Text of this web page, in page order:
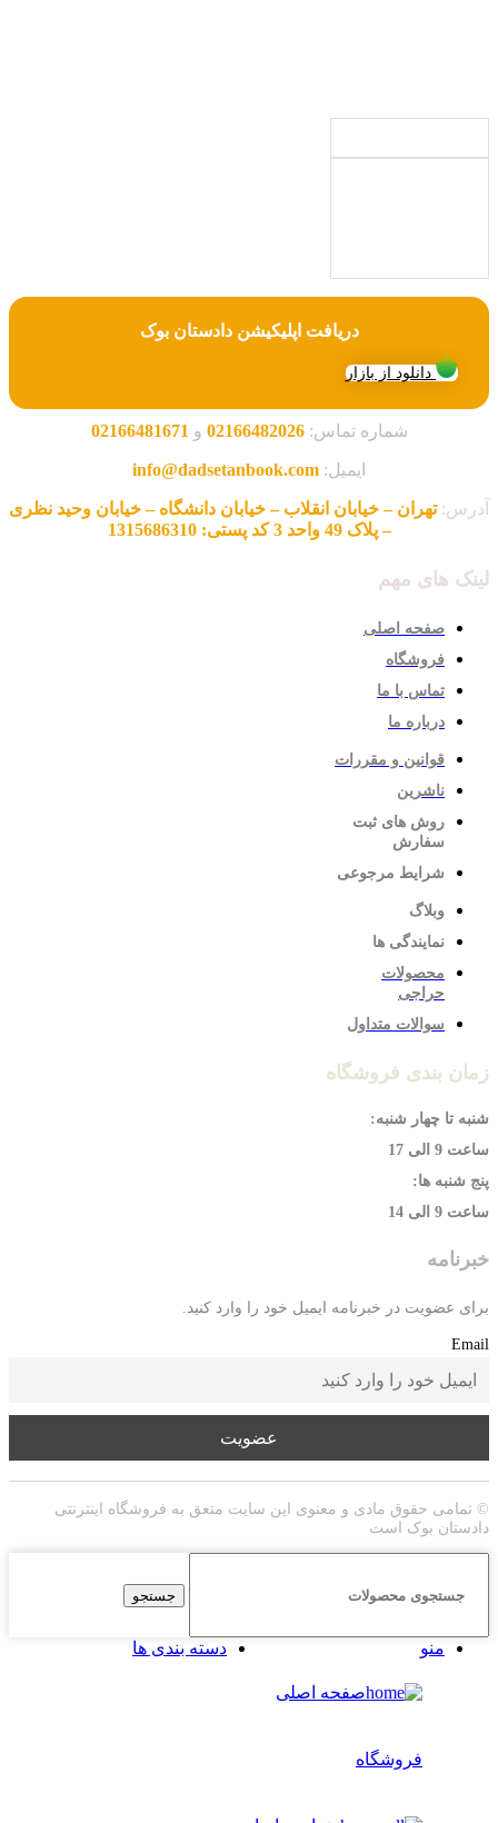
دریافت اپلیکیشن دادستان بوک
دانلود از بازار
شماره تماس:02166482026 و 02166481671
ایمیل: info@dadsetanbook.com
آدرس:تهران – خیابان انقلاب – خیابان دانشگاه – خیابان وحید نظری
– پلاک 49 واحد 3 کد پستی: 1315686310
لینک های مهم
صفحه اصلی
فروشگاه
تماس با ما
درباره ما
قوانین و مقررات
ناشرین
روش های ثبت
سفارش
شرایط مرجوعی
وبلاگ
نمایندگی ها
محصولات
حراجی
سوالات متداول
زمان بندی فروشگاه
شنبه تا چهار شنبه:
ساعت 9 الی 17
پنج شنبه ها:
ساعت 9 الی 14
خبرنامه
برای عضویت در خبرنامه ایمیل خود را وارد کنید.
Email
© تمامی حقوق مادی و معنوی این سایت متعق به فروشگاه اینترنتی
دادستان بوک است
جستجو
منو دسته بندی ها
صفحه اصلی
فروشگاه